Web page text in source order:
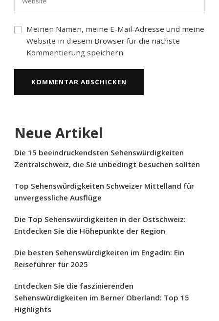
Meinen Namen, meine E-Mail-Adresse und meine
Website in diesem Browser für die nächste
Kommentierung speichern.
Neue Artikel
Die 15 beeindruckendsten Sehenswürdigkeiten
Zentralschweiz, die Sie unbedingt besuchen sollten
Top Sehenswürdigkeiten Schweizer Mittelland für
unvergessliche Ausflüge
Die Top Sehenswürdigkeiten in der Ostschweiz:
Entdecken Sie die Höhepunkte der Region
Die besten Sehenswürdigkeiten im Engadin: Ein
Reiseführer für 2025
Entdecken Sie die faszinierenden
Sehenswürdigkeiten im Berner Oberland: Top 15
Highlights